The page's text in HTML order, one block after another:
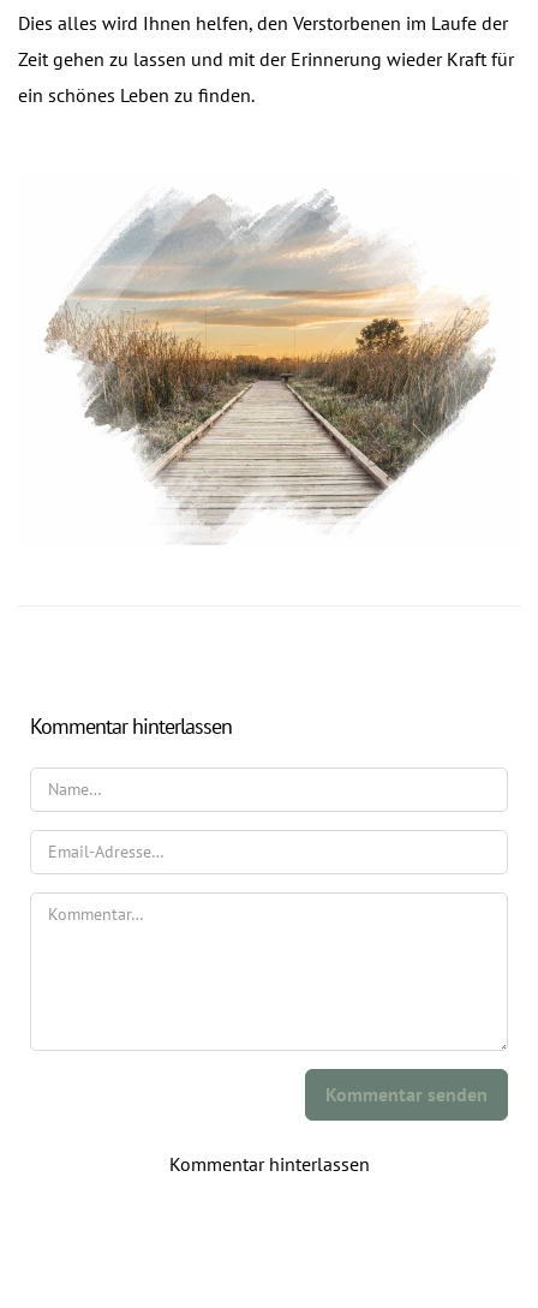
Dies alles wird Ihnen helfen, den Verstorbenen im Laufe der
Zeit gehen zu lassen und mit der Erinnerung wieder Kraft für
ein schönes Leben zu finden.
Kommentar hinterlassen
Kommentar senden
Kommentar hinterlassen